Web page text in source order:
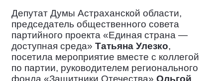
Депутат Думы Астраханской области,
председатель общественного совета
партийного проекта «Единая страна —
доступная среда» Татьяна Улезко,
посетила мероприятие вместе с коллегой
по партии, руководителем регионального
фонда «Защитники Отечества» Ольгой